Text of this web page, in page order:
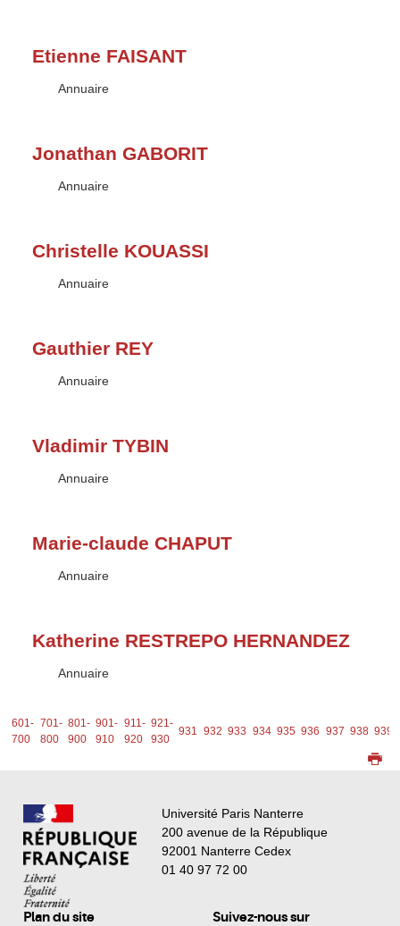
Etienne FAISANT
Type :
Annuaire
Jonathan GABORIT
Type :
Annuaire
Christelle KOUASSI
Type :
Annuaire
Gauthier REY
Type :
Annuaire
Vladimir TYBIN
Type :
Annuaire
Marie-claude CHAPUT
Type :
Annuaire
Katherine RESTREPO HERNANDEZ
Type :
Annuaire
601-
700
701-
800
801-
900
901-
910
911-
920
921-
930
931 932 933 934 935 936 937 938 939
Université Paris Nanterre
200 avenue de la République
92001 Nanterre Cedex
01 40 97 72 00
Plan du site Suivez-nous sur